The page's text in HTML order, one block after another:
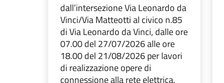
dall’intersezione Via Leonardo da
Vinci/Via Matteotti al civico n.85
di Via Leonardo da Vinci, dalle ore
07.00 del 27/07/2026 alle ore
18.00 del 21/08/2026 per lavori
di realizzazione opere di
connessione alla rete elettrica.